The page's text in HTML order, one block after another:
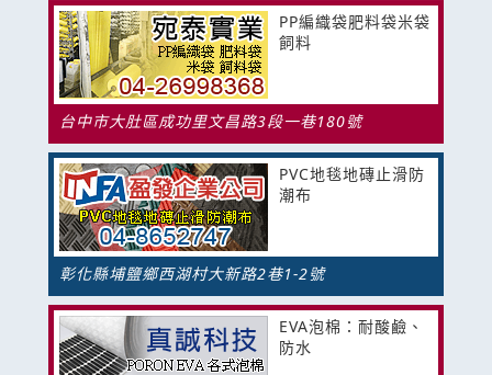
PP編織袋肥料袋米袋
飼料
台中市大肚區成功里文昌路3段一巷180號
PVC地毯地磚止滑防
潮布
彰化縣埔鹽鄉西湖村大新路2巷1-2號
EVA泡棉：耐酸鹼、
防水